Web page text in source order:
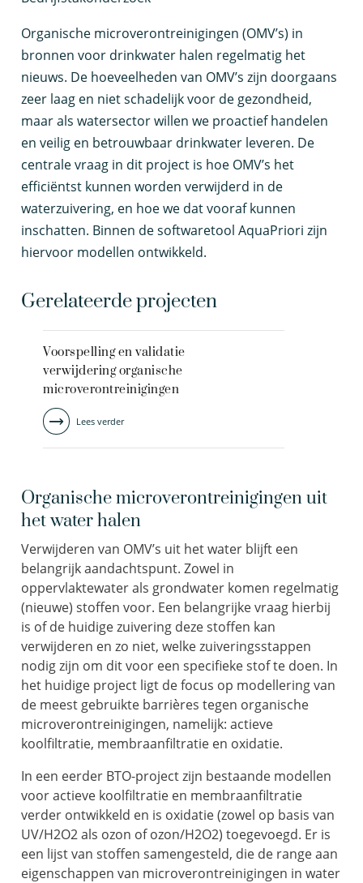
Organische microverontreinigingen (OMV’s) in
bronnen voor drinkwater halen regelmatig het
nieuws. De hoeveelheden van OMV’s zijn doorgaans
zeer laag en niet schadelijk voor de gezondheid,
maar als watersector willen we proactief handelen
en veilig en betrouwbaar drinkwater leveren. De
centrale vraag in dit project is hoe OMV’s het
efficiëntst kunnen worden verwijderd in de
waterzuivering, en hoe we dat vooraf kunnen
inschatten. Binnen de softwaretool AquaPriori zijn
hiervoor modellen ontwikkeld.
Gerelateerde projecten
Voorspelling en validatie
verwijdering organische
microverontreinigingen
Lees verder
Organische microverontreinigingen uit
het water halen
Verwijderen van OMV’s uit het water blijft een
belangrijk aandachtspunt. Zowel in
oppervlaktewater als grondwater komen regelmatig
(nieuwe) stoffen voor. Een belangrijke vraag hierbij
is of de huidige zuivering deze stoffen kan
verwijderen en zo niet, welke zuiveringsstappen
nodig zijn om dit voor een specifieke stof te doen. In
het huidige project ligt de focus op modellering van
de meest gebruikte barrières tegen organische
microverontreinigingen, namelijk: actieve
koolfiltratie, membraanfiltratie en oxidatie.
In een eerder BTO-project zijn bestaande modellen
voor actieve koolfiltratie en membraanfiltratie
verder ontwikkeld en is oxidatie (zowel op basis van
UV/H2O2 als ozon of ozon/H2O2) toegevoegd. Er is
een lijst van stoffen samengesteld, die de range aan
eigenschappen van microverontreinigingen in water